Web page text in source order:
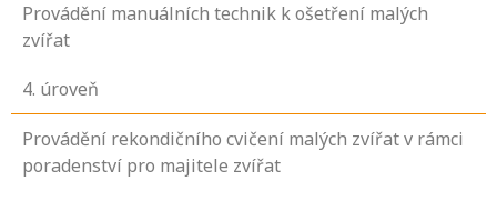
Provádění manuálních technik k ošetření malých
zvířat
4. úroveň
Provádění rekondičního cvičení malých zvířat v rámci
poradenství pro majitele zvířat